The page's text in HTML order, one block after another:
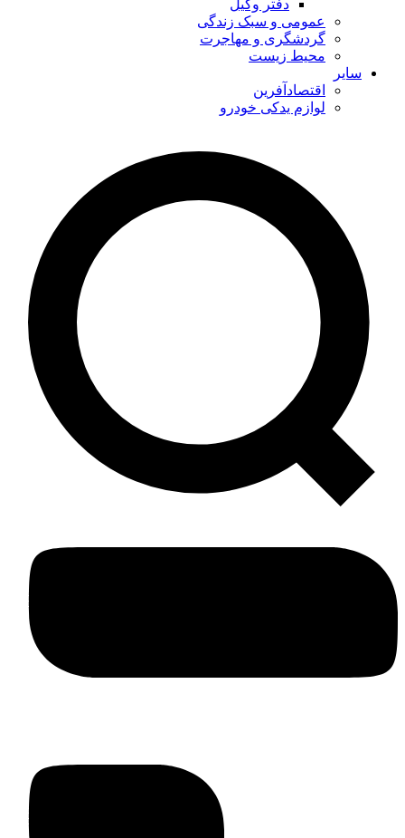
دفتر وکیل
عمومی و سبک زندگی
گردشگری و مهاجرت
محیط زیست
سایر
اقتصادآفرین
لوازم یدکی خودرو